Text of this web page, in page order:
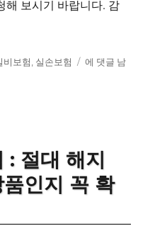
해 보시기 바랍니다. 감
비보험 실손보험
삼
보
험
청
구
법
에 댓글 남
: 절대 해지
인지 꼭 확